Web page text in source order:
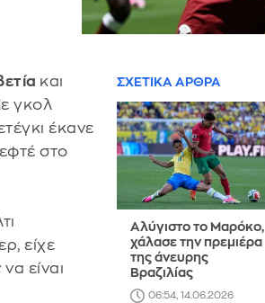
και
γκολ
έκανε
στο
είχε
είναι
ΣΧΕΤΙΚΑ ΑΡΘΡΑ
Αλύγιστο το Μαρόκο,
χάλασε την πρεμιέρα
της άνευρης
Βραζιλίας
06:54, 14.06.2026